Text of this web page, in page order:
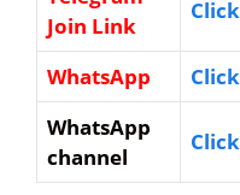
Join Link
Click
WhatsApp
Click
WhatsApp
channel
Click